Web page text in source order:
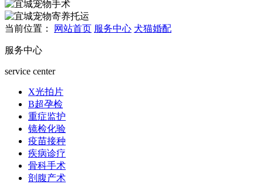
当前位置： 网站首页 服务中心 犬猫婚配
服务中心
service center
X光拍片
B超孕检
重症监护
镜检化验
疫苗接种
疾病诊疗
骨科手术
剖腹产术